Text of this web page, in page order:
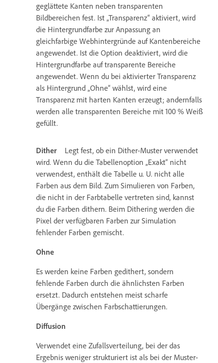
geglättete Kanten neben transparenten
Bildbereichen fest. Ist „Transparenz“ aktiviert, wird
die Hintergrundfarbe zur Anpassung an
gleichfarbige Webhintergründe auf Kantenbereiche
angewendet. Ist die Option deaktiviert, wird die
Hintergrundfarbe auf transparente Bereiche
angewendet. Wenn du bei aktivierter Transparenz
als Hintergrund „Ohne“ wählst, wird eine
Transparenz mit harten Kanten erzeugt; andernfalls
werden alle transparenten Bereiche mit 100 % Weiß
gefüllt.
Dither
Legt fest, ob ein Dither-Muster verwendet
wird. Wenn du die Tabellenoption „Exakt“ nicht
verwendest, enthält die Tabelle u. U. nicht alle
Farben aus dem Bild. Zum Simulieren von Farben,
die nicht in der Farbtabelle vertreten sind, kannst
du die Farben dithern. Beim Dithering werden die
Pixel der verfügbaren Farben zur Simulation
fehlender Farben gemischt.
Ohne
Es werden keine Farben gedithert, sondern
fehlende Farben durch die ähnlichsten Farben
ersetzt. Dadurch entstehen meist scharfe
Übergänge zwischen Farbschattierungen.
Diffusion
Verwendet eine Zufallsverteilung, bei der das
Ergebnis weniger strukturiert ist als bei der Muster-